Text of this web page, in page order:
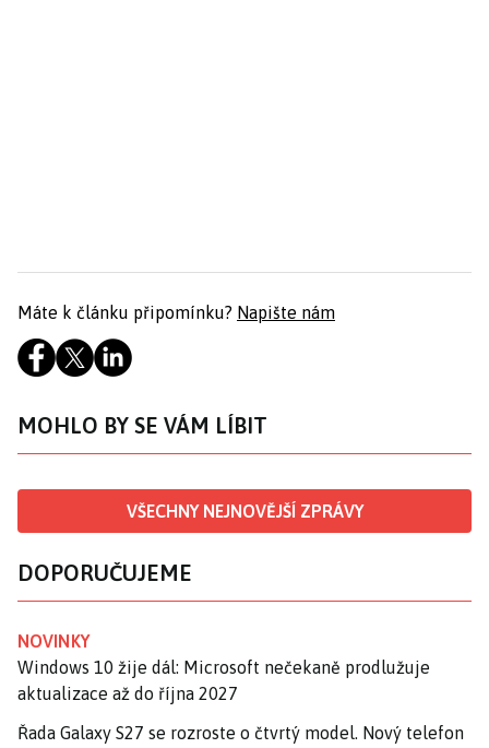
Máte k článku připomínku? Napište nám
MOHLO BY SE VÁM LÍBIT
VŠECHNY NEJNOVĚJŠÍ ZPRÁVY
DOPORUČUJEME
NOVINKY
Windows 10 žije dál: Microsoft nečekaně prodlužuje
aktualizace až do října 2027
Řada Galaxy S27 se rozroste o čtvrtý model. Nový telefon